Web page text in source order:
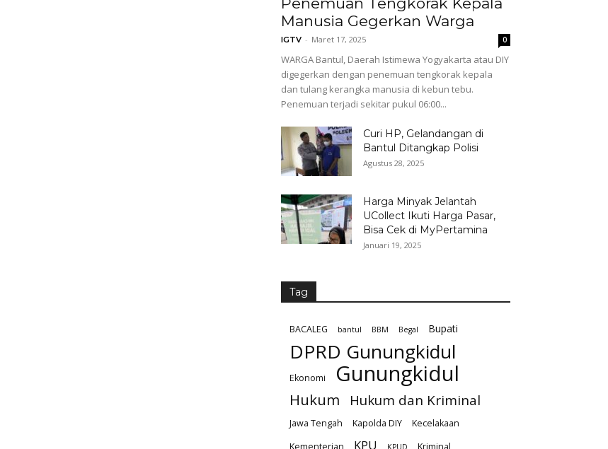
Manusia Gegerkan Warga
IGTV - Maret 17, 2025 0
WARGA Bantul, Daerah Istimewa Yogyakarta atau DIY
digegerkan dengan penemuan tengkorak kepala
dan tulang kerangka manusia di kebun tebu.
Penemuan terjadi sekitar pukul 06:00...
Curi HP, Gelandangan di
Bantul Ditangkap Polisi
Agustus 28, 2025
Harga Minyak Jelantah
UCollect Ikuti Harga Pasar,
Bisa Cek di MyPertamina
Januari 19, 2025
Tag
BACALEG bantul BBM Begal Bupati
DPRD Gunungkidul
Ekonomi Gunungkidul
Hukum Hukum dan Kriminal
Jawa Tengah Kapolda DIY
Kecelakaan
KPU